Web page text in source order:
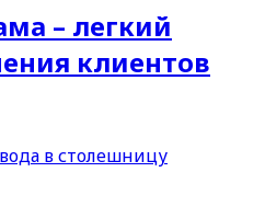
– легкий
клиентов